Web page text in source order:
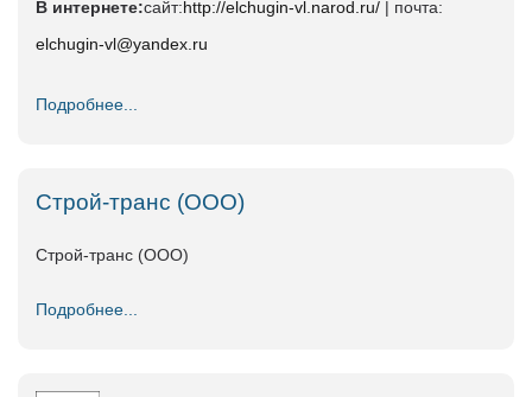
В интернете:сайт:http://elchugin-vl.narod.ru/ | почта:
elchugin-vl@yandex.ru
Подробнее...
Строй-транс (ООО)
Строй-транс (ООО)
Подробнее...